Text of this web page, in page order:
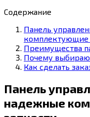
Содержание
Панель
комплектующие
Преимущества
Почему
Как сделать
Панель
надежные